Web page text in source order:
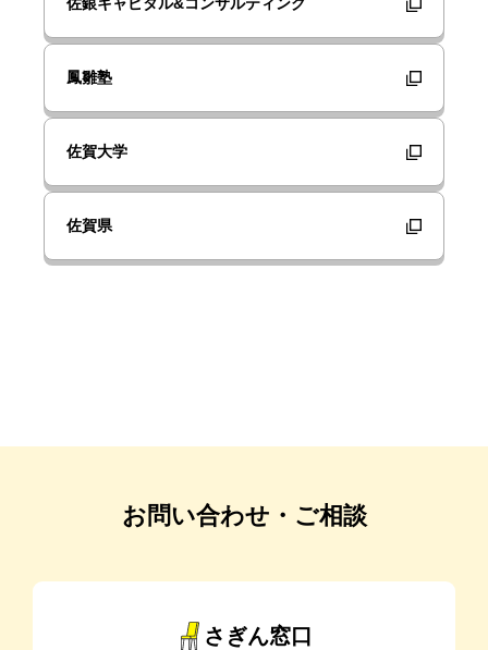
鳳雛塾
佐賀大学
佐賀県
お問い合わせ・ご相談
さぎん窓口